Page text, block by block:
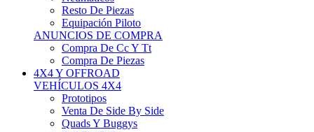
Equipación Piloto
ANUNCIOS DE COMPRA
Compra De Cc Y Tt
Compra De Piezas
4X4 Y OFFROAD
VEHÍCULOS 4X4
Prototipos
Venta De Side By Side
Quads Y Buggys
4x4 De Calle